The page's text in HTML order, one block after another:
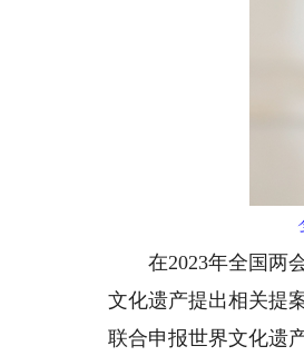
在2023年全国两会
文化遗产提出相关提
联合申报世界文化遗